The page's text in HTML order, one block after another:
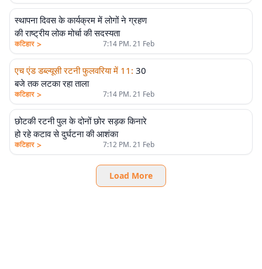
स्थापना दिवस के कार्यक्रम में लोगों ने ग्रहण
की राष्ट्रीय लोक मोर्चा की सदस्यता
कटिहार > 7:14 PM. 21 Feb
एच एंड डब्ल्यूसी रटनी फुलवरिया में 11 : 30
बजे तक लटका रहा ताला
कटिहार > 7:14 PM. 21 Feb
छोटकी रटनी पुल के दोनों छोर सड़क किनारे
हो रहे कटाव से दुर्घटना की आशंका
कटिहार > 7:12 PM. 21 Feb
Load More